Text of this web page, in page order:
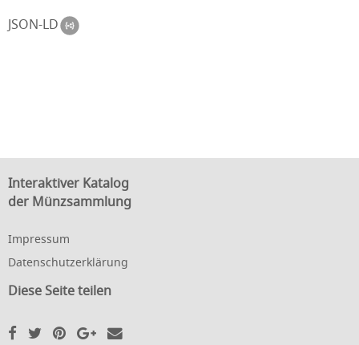
JSON-LD
Interaktiver Katalog
der Münzsammlung
Impressum
Datenschutzerklärung
Diese Seite teilen